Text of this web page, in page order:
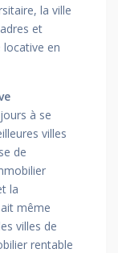
la ville
et
locative en
à se
villes
de
la
même
villes de
rentable